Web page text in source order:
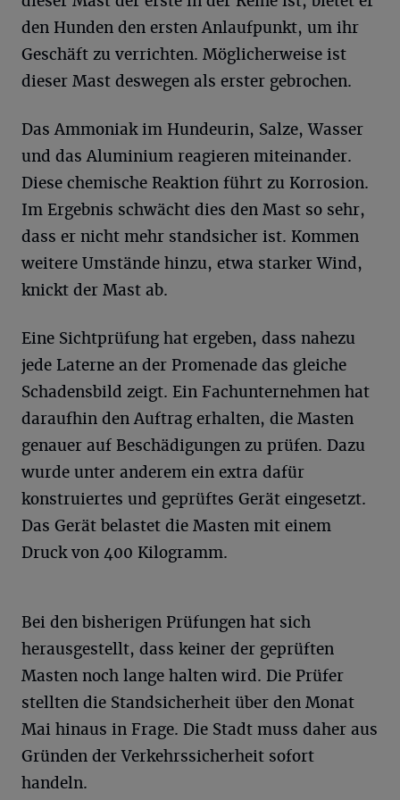
den Hunden den ersten Anlaufpunkt, um ihr
Geschäft zu verrichten. Möglicherweise ist
dieser Mast deswegen als erster gebrochen.
Das Ammoniak im Hundeurin, Salze, Wasser
und das Aluminium reagieren miteinander.
Diese chemische Reaktion führt zu Korrosion.
Im Ergebnis schwächt dies den Mast so sehr,
dass er nicht mehr standsicher ist. Kommen
weitere Umstände hinzu, etwa starker Wind,
knickt der Mast ab.
Eine Sichtprüfung hat ergeben, dass nahezu
jede Laterne an der Promenade das gleiche
Schadensbild zeigt. Ein Fachunternehmen hat
daraufhin den Auftrag erhalten, die Masten
genauer auf Beschädigungen zu prüfen. Dazu
wurde unter anderem ein extra dafür
konstruiertes und geprüftes Gerät eingesetzt.
Das Gerät belastet die Masten mit einem
Druck von 400 Kilogramm.
Bei den bisherigen Prüfungen hat sich
herausgestellt, dass keiner der geprüften
Masten noch lange halten wird. Die Prüfer
stellten die Standsicherheit über den Monat
Mai hinaus in Frage. Die Stadt muss daher aus
Gründen der Verkehrssicherheit sofort
handeln.